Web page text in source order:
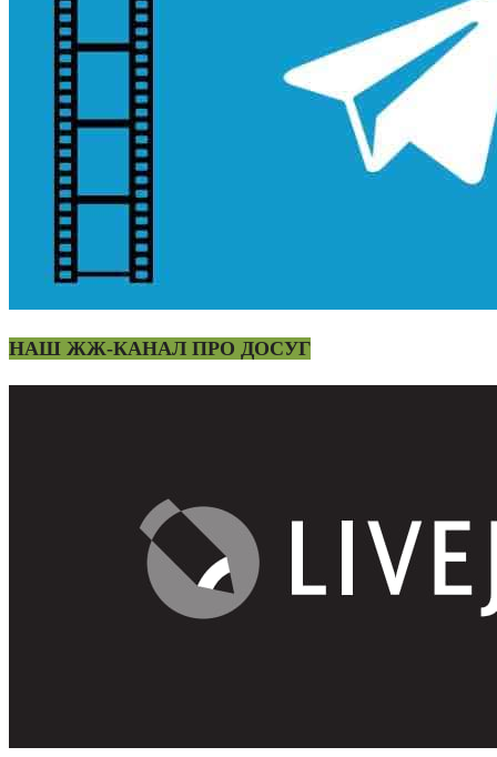
НАШ ЖЖ-КАНАЛ ПРО ДОСУГ